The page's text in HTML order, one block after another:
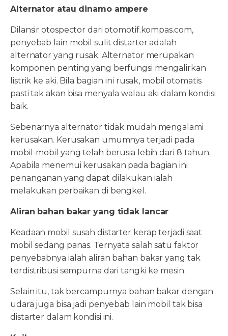
Alternator atau dinamo ampere
Dilansir otospector dari otomotif.kompas.com,
penyebab lain mobil sulit distarter adalah
alternator yang rusak. Alternator merupakan
komponen penting yang berfungsi mengalirkan
listrik ke aki. Bila bagian ini rusak, mobil otomatis
pasti tak akan bisa menyala walau aki dalam kondisi
baik.
Sebenarnya alternator tidak mudah mengalami
kerusakan. Kerusakan umumnya terjadi pada
mobil-mobil yang telah berusia lebih dari 8 tahun.
Apabila menemui kerusakan pada bagian ini
penanganan yang dapat dilakukan ialah
melakukan perbaikan di bengkel.
Aliran bahan bakar yang tidak lancar
Keadaan mobil susah distarter kerap terjadi saat
mobil sedang panas. Ternyata salah satu faktor
penyebabnya ialah aliran bahan bakar yang tak
terdistribusi sempurna dari tangki ke mesin.
Selain itu, tak bercampurnya bahan bakar dengan
udara juga bisa jadi penyebab lain mobil tak bisa
distarter dalam kondisi ini.